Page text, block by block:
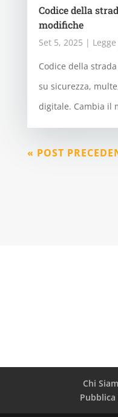
Codice della
modifiche
Set 5, 2025 | Legge
Codice della
su sicurezza,
digitale. Cambia il
« POST
Chi